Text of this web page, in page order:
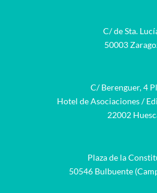
C/ de Sta.
50003
C/ Berenguer, 4
Hotel de Asociaciones /
22002
Plaza de la
50546 Bulbuente